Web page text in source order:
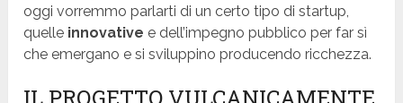
oggi vorremmo parlarti di un certo tipo di startup,
quelle innovative e dell’impegno pubblico per far sì
che emergano e si sviluppino producendo ricchezza.